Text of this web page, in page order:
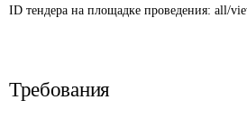
ID тендера на площадке проведения: all/
Требования